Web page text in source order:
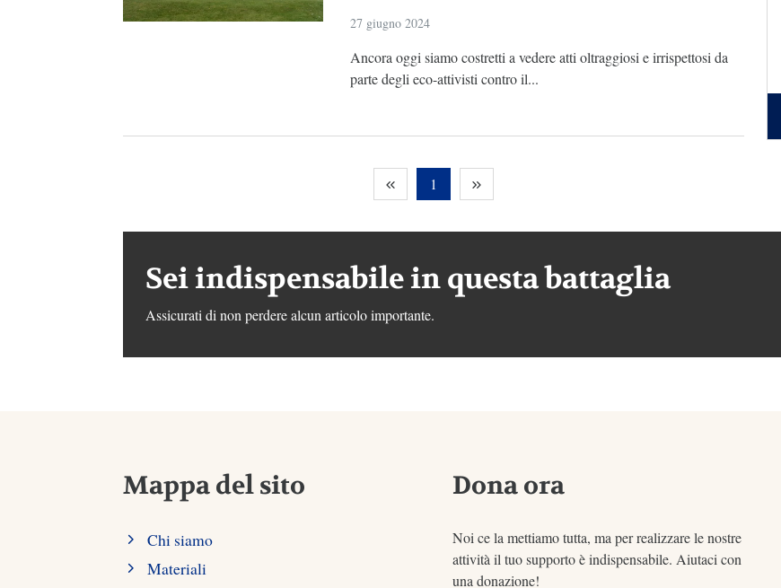
27 giugno 2024
Ancora oggi siamo costretti a vedere atti oltraggiosi e irrispettosi da
parte degli eco-attivisti contro il...
1
Sei indispensabile in questa battaglia
Assicurati di non perdere alcun articolo importante.
Mappa del sito
Chi siamo
Materiali
Dona ora
Noi ce la mettiamo tutta, ma per realizzare le nostre
attività il tuo supporto è indispensabile. Aiutaci con
una donazione!